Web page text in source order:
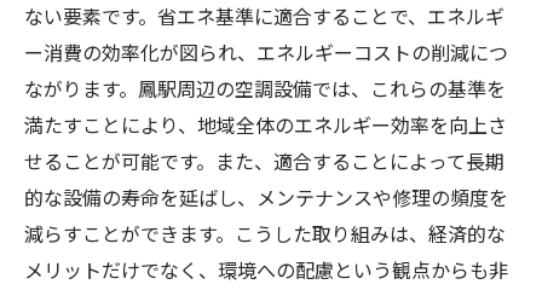
ない要素です。省エネ基準に適合することで、エネルギ
ー消費の効率化が図られ、エネルギーコストの削減につ
ながります。鳳駅周辺の空調設備では、これらの基準を
満たすことにより、地域全体のエネルギー効率を向上さ
せることが可能です。また、適合することによって長期
的な設備の寿命を延ばし、メンテナンスや修理の頻度を
減らすことができます。こうした取り組みは、経済的な
メリットだけでなく、環境への配慮という観点からも非